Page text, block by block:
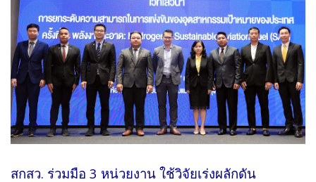
สกสว. ร่วมมือ 3 หน่วยงาน ใช้วิจัยเร่งผลักดัน